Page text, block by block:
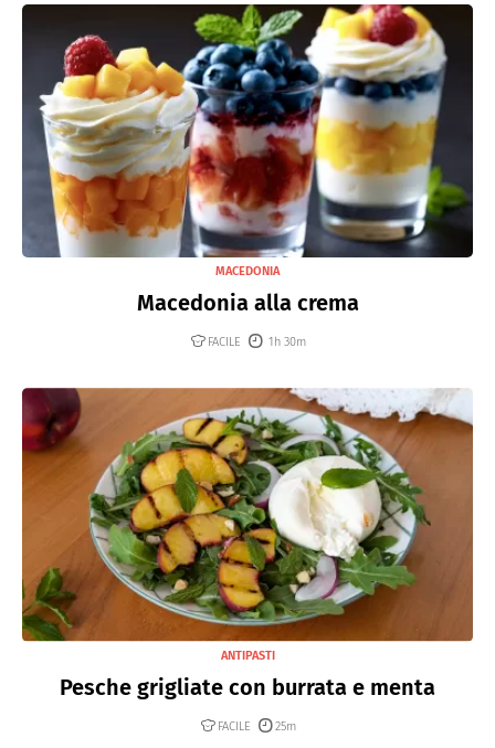
MACEDONIA
Macedonia alla crema
FACILE 1h 30m
ANTIPASTI
Pesche grigliate con burrata e menta
FACILE 25m